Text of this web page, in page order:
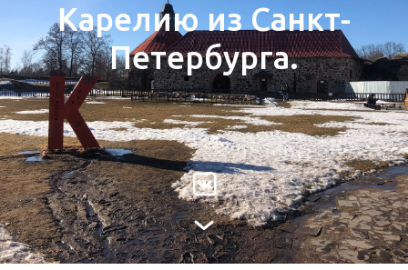
Карелию из Санкт-
Петербурга.